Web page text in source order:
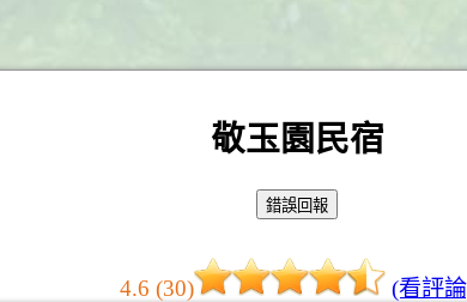
敬玉園民宿
4.6 (30)
(看評